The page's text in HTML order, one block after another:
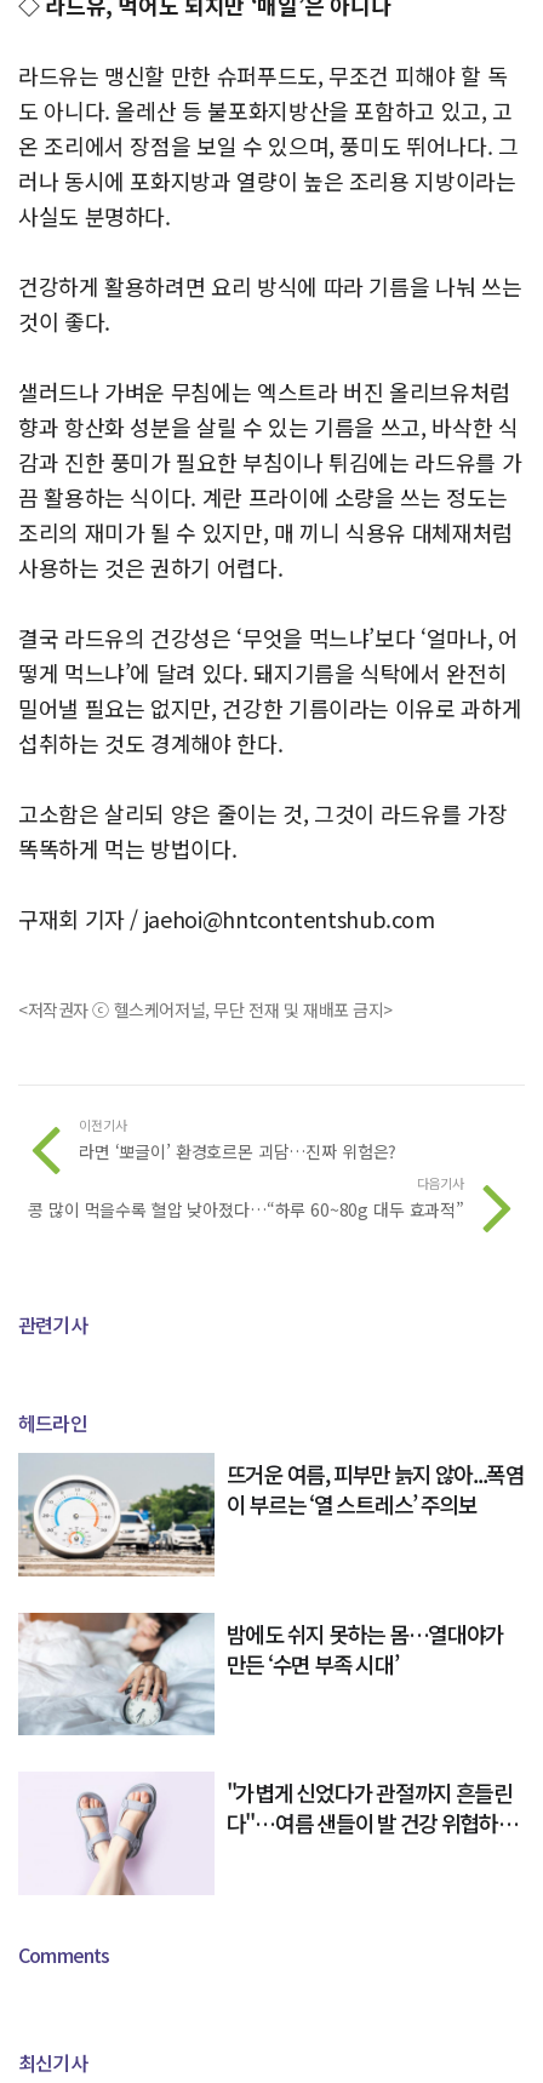
라드유는 맹신할 만한 슈퍼푸드도, 무조건 피해야 할 독
도 아니다. 올레산 등 불포화지방산을 포함하고 있고, 고
온 조리에서 장점을 보일 수 있으며, 풍미도 뛰어나다. 그
러나 동시에 포화지방과 열량이 높은 조리용 지방이라는
사실도 분명하다.
건강하게 활용하려면 요리 방식에 따라 기름을 나눠 쓰는
것이 좋다.
샐러드나 가벼운 무침에는 엑스트라 버진 올리브유처럼
향과 항산화 성분을 살릴 수 있는 기름을 쓰고, 바삭한 식
감과 진한 풍미가 필요한 부침이나 튀김에는 라드유를 가
끔 활용하는 식이다. 계란 프라이에 소량을 쓰는 정도는
조리의 재미가 될 수 있지만, 매 끼니 식용유 대체재처럼
사용하는 것은 권하기 어렵다.
결국 라드유의 건강성은 ‘무엇을 먹느냐’보다 ‘얼마나, 어
떻게 먹느냐’에 달려 있다. 돼지기름을 식탁에서 완전히
밀어낼 필요는 없지만, 건강한 기름이라는 이유로 과하게
섭취하는 것도 경계해야 한다.
고소함은 살리되 양은 줄이는 것, 그것이 라드유를 가장
똑똑하게 먹는 방법이다.
구재회 기자 / jaehoi@hntcontentshub.com
<저작권자 ⓒ 헬스케어저널, 무단 전재 및 재배포 금지>
이전기사
라면 ‘뽀글이’ 환경호르몬 괴담…진짜 위험은?
다음기사
콩 많이 먹을수록 혈압 낮아졌다…“하루 60~80g 대두 효과적”
관련기사
헤드라인
뜨거운 여름, 피부만 늙지 않아...폭염
이 부르는 ‘열 스트레스’ 주의보
밤에도 쉬지 못하는 몸…열대야가
만든 ‘수면 부족 시대’
"가볍게 신었다가 관절까지 흔들린
다"…여름 샌들이 발 건강 위협하는
Comments
최신기사